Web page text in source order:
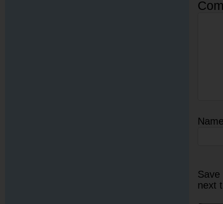
next